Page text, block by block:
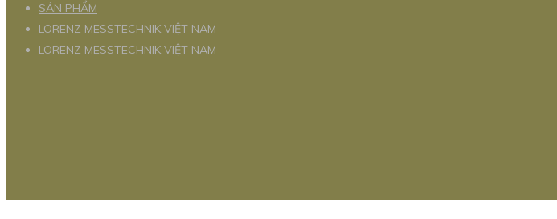
SẢN PHẨM
LORENZ MESSTECHNIK VIỆT NAM
LORENZ MESSTECHNIK VIỆT NAM